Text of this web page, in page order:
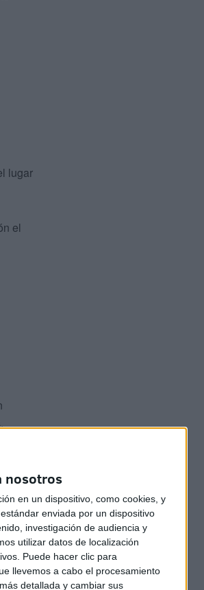
nosotros
en un dispositivo, como cookies, y
enviada por un dispositivo
investigación de audiencia y
utilizar datos de localización
Puede hacer clic para
llevemos a cabo el procesamiento
detallada y cambiar sus
lugar
el